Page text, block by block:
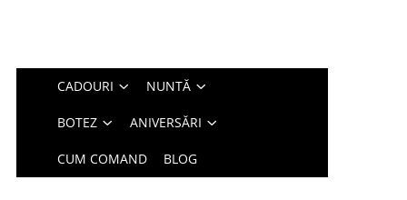
CADOURI NUNTĂ
BOTEZ ANIVERSĂRI
CUM COMAND BLOG